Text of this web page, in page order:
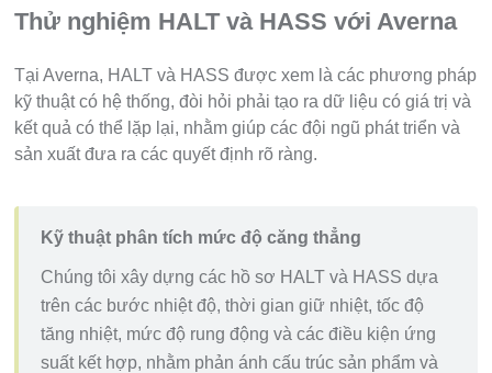
Thử nghiệm HALT và HASS với Averna
Tại Averna, HALT và HASS được xem là các phương pháp
kỹ thuật có hệ thống, đòi hỏi phải tạo ra dữ liệu có giá trị và
kết quả có thể lặp lại, nhằm giúp các đội ngũ phát triển và
sản xuất đưa ra các quyết định rõ ràng.
Kỹ thuật phân tích mức độ căng thẳng
Chúng tôi xây dựng các hồ sơ HALT và HASS dựa
trên các bước nhiệt độ, thời gian giữ nhiệt, tốc độ
tăng nhiệt, mức độ rung động và các điều kiện ứng
suất kết hợp, nhằm phản ánh cấu trúc sản phẩm và